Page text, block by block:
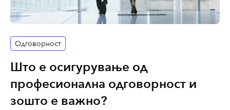
Одговорност
Што е осигурување од
професионална одговорност и
зошто е важно?